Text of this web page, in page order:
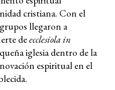
cristiana. Con el
llegaron a
deecclesiola in
iglesia dentro de la
espiritual en el